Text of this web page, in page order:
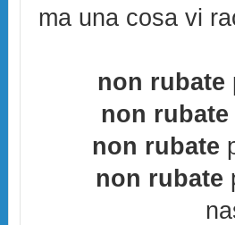
ma una cosa vi
non rubate
non rubate
non rubate
non rubate